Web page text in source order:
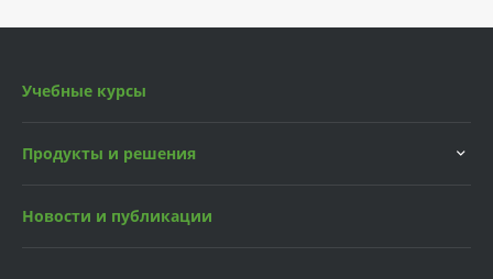
Учебные курсы
Продукты и решения
Новости и публикации